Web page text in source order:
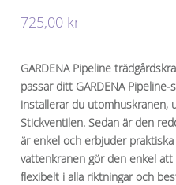
725,00 kr
GARDENA Pipeline
passar ditt GARDENA
installerar du utomhuskranen,
Stickventilen. Sedan är den
är enkel och erbjuder
vattenkranen gör den enkel att
flexibelt i alla riktningar och